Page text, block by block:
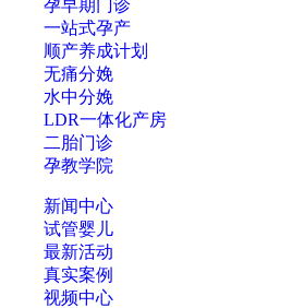
孕早期门诊
一站式孕产
顺产养成计划
无痛分娩
水中分娩
LDR一体化产房
二胎门诊
孕教学院
新闻中心
试管婴儿
最新活动
真实案例
视频中心